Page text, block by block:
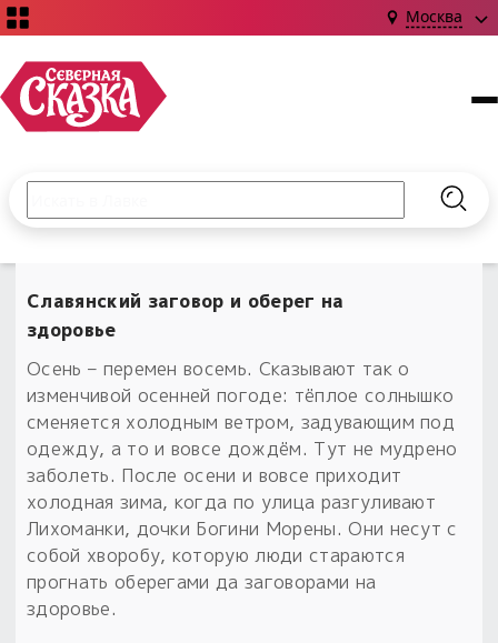
Москва
Издания о Славянской культуре и ведовстве
Коллекции
Наборы для курсов и книг
Обереги славян нательные
Обереги для дома и машины
Обрядовые предметы
Расходные материалы
Готовые заговоры и обряды
Сказки
Гадание
Магия
Библиография
Об авторе и издательстве
Наборы для книг
Электронные книги
Материалы
Для алтаря
Расходные материалы
Гадание он-лайн
Приложение для гадания
30 вариантов раскладов по системе Рез Рода:
Новинки ›
Готовые заговоры
Для чего:
Предметы
Магические наборы
Для алтаря
Введите текст и нажмите кнопку «Найти», чтобы
Славянский заговор и оберег на
здоровье
Осень – перемен восемь. Сказывают так о
изменчивой осенней погоде: тёплое солнышко
сменяется холодным ветром, задувающим под
одежду, а то и вовсе дождём. Тут не мудрено
заболеть. После осени и вовсе приходит
холодная зима, когда по улица разгуливают
Лихоманки, дочки Богини Морены. Они несут с
собой хворобу, которую люди стараются
прогнать оберегами да заговорами на
здоровье.